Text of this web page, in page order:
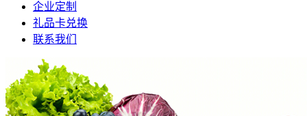
企业定制
礼品卡兑换
联系我们